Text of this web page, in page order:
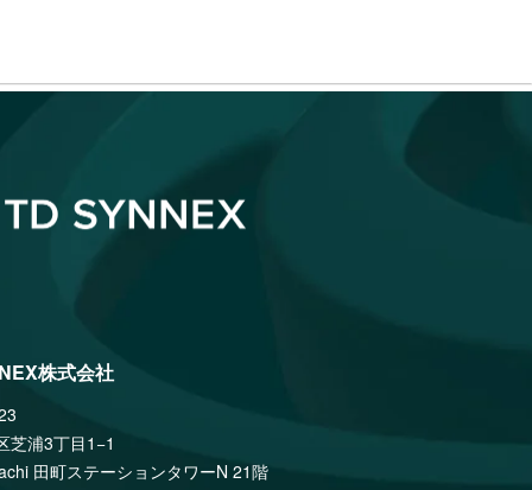
株式会社
芝浦3丁目1−1
田町ステーションタワーN 21階